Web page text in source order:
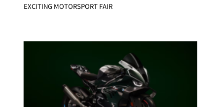
EXCITING MOTORSPORT FAIR